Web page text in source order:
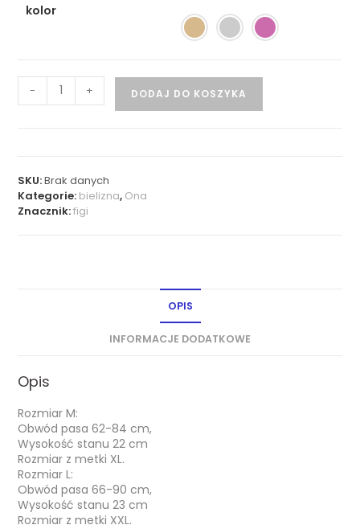
kolor
- + DODAJ DO KOSZYKA
SKU:Brak danych
Kategorie: bielizna, Ona
Znacznik:figi
OPIS
INFORMACJE DODATKOWE
Opis
Rozmiar M:
Obwód pasa 62-84 cm,
Wysokość stanu 22 cm
Rozmiar z metki XL.
Rozmiar L:
Obwód pasa 66-90 cm,
Wysokość stanu 23 cm
Rozmiar z metki XXL.